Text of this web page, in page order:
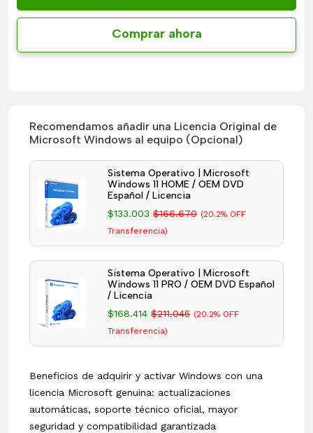
Comprar ahora
Recomendamos añadir una Licencia Original de
Microsoft Windows al equipo (Opcional)
Sistema Operativo | Microsoft
Windows 11 HOME / OEM DVD
Español / Licencia
$133.003 $166.670 (20.2% OFF
Transferencia)
Sistema Operativo | Microsoft
Windows 11 PRO / OEM DVD Español
/ Licencia
$168.414 $211.045 (20.2% OFF
Transferencia)
Beneficios de adquirir y activar Windows con una
licencia Microsoft genuina: actualizaciones
automáticas, soporte técnico oficial, mayor
seguridad y compatibilidad garantizada